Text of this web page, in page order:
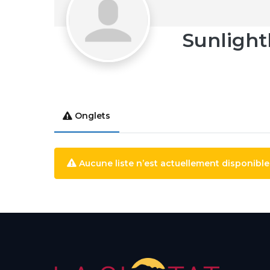
Onglets
Aucune liste n’est actuellement